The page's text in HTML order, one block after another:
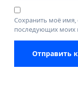
Сохранить моё имя,
последующих моих